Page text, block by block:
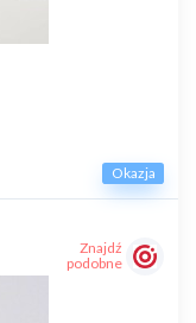
Okazja
Znajdź
podobne